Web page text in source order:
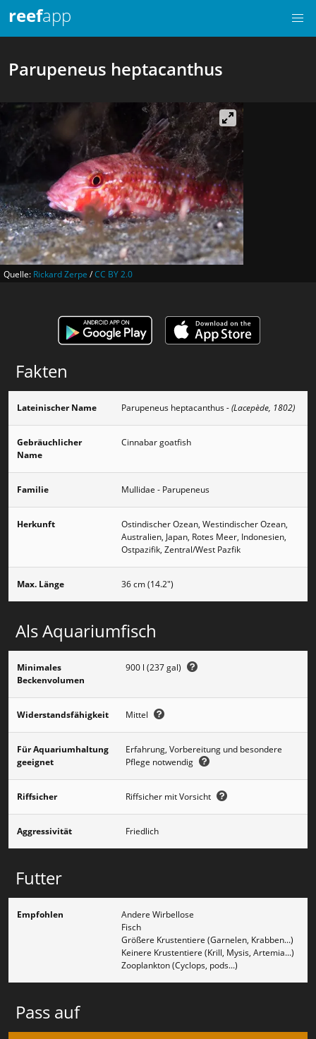
reefapp
Parupeneus heptacanthus
Quelle: Rickard Zerpe /CC BY 2.0
Fakten
Lateinischer Name Parupeneus heptacanthus- (Lacepède, 1802)
Gebräuchlicher
Name
Cinnabar goatfish
Familie Mullidae - Parupeneus
Herkunft
Ostindischer Ozean, Westindischer Ozean,
Australien, Japan, Rotes Meer, Indonesien,
Ostpazifik, Zentral/West Pazfik
Max. Länge 36 cm (14.2")
Als Aquariumfisch
Minimales
Beckenvolumen
900 l (237 gal)
Widerstandsfähigkeit Mittel
Für Aquariumhaltung
geeignet
Erfahrung, Vorbereitung und besondere
Pflege notwendig
Riffsicher Riffsicher mit Vorsicht
Aggressivität Friedlich
Futter
Empfohlen
Andere Wirbellose
Fisch
Größere Krustentiere (Garnelen, Krabben...)
Keinere Krustentiere (Krill, Mysis, Artemia...)
Zooplankton (Cyclops, pods...)
Pass auf